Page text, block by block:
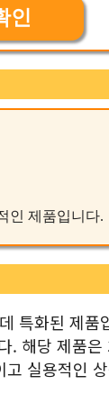
인
인 제품입니다.
특화된 제
. 해당 제품
실용적인